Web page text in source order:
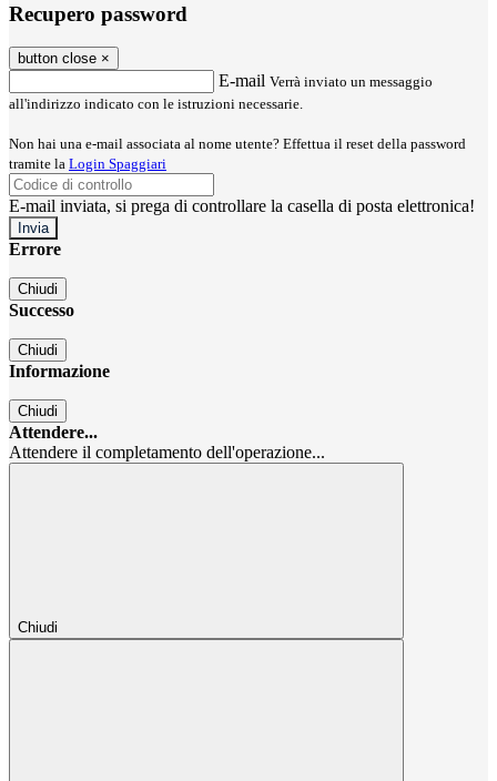
Recupero password
button close ×
E-mail Verrà inviato un messaggio
all'indirizzo indicato con le istruzioni necessarie.
Non hai una e-mail associata al nome utente? Effettua il reset della password
tramite la Login Spaggiari
E-mail inviata, si prega di controllare la casella di posta elettronica!
Errore
Chiudi
Successo
Chiudi
Informazione
Chiudi
Attendere...
Attendere il completamento dell'operazione...
Chiudi